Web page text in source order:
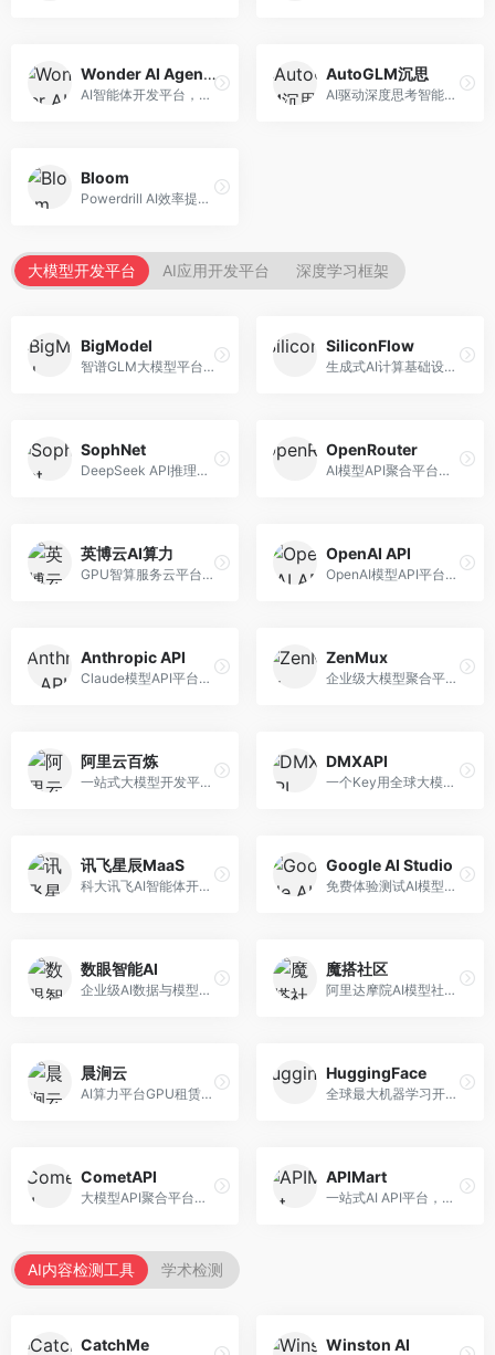
Wonder AI Agents
AI智能体开发平台，专注于低代码智能体创建。面向开发者，提供可视化开发、模板库、部署服务等功能，开发门槛低。
AutoGLM沉思
AI驱动深度思考智能体，专注于复杂推理任务。面向高级用户，提供深度分析、逻辑推理、决策支持等服务，推理能力强。
Bloom
Powerdrill AI效率提升平台，专注于企业智能化。面向企业用户，提供智能体创建、流程自动化、数据分析等服务，企业效率提升显著。
大模型开发平台 AI应用开发平台 深度学习框架
BigModel
智谱GLM大模型平台，提供API调用与模型服务。面向开发者和企业用户，提供GLM系列模型API、微调服务、应用开发工具等，开源生态完善。
SiliconFlow
生成式AI计算基础设施平台，专注于模型推理服务。面向开发者和企业，提供多模型API、高性能推理、成本优化等服务，推理性价比高。
SophNet
DeepSeek API推理平台，专注于DeepSeek模型服务。面向开发者，提供DeepSeek模型API、高性能推理、低成本服务，推理效率高。
OpenRouter
AI模型API聚合平台，整合多种主流大模型。面向开发者，提供统一API接口、模型对比、成本优化等服务，模型选择灵活。
英博云AI算力
GPU智算服务云平台，专注于AI算力租赁。面向AI研究者和企业，提供GPU租赁、模型训练、推理服务等，算力资源丰富。
OpenAI API
OpenAI模型API平台，提供GPT系列模型服务。面向开发者，提供模型API、微调服务、Assistants API等，是AI开发领域的基础设施。
Anthropic API
Claude模型API平台，专注于安全可靠的AI服务。面向开发者，提供Claude系列模型API、安全特性、企业级服务等，API质量高。
ZenMux
企业级大模型聚合平台，专注于企业AI服务。面向企业用户，提供多模型管理、安全合规、成本优化等服务，企业级功能完善。
阿里云百炼
一站式大模型开发平台，深度整合阿里云服务。面向企业开发者和AI团队，提供模型训练、微调、部署、应用开发等全流程服务，企业级功能完善。
DMXAPI
一个Key用全球大模型的聚合平台。面向开发者，提供多模型统一API、简化接入、成本控制等服务，接入便捷。
讯飞星辰MaaS
科大讯飞AI智能体开发平台，专注于企业级模型服务。面向企业用户，提供模型调用、智能体创建、行业解决方案等服务，中文能力突出。
Google AI Studio
免费体验测试AI模型的平台，深度整合Google生态。面向开发者和研究者，提供Gemini模型体验、API密钥管理、提示词测试等服务，免费使用。
数眼智能AI
企业级AI数据与模型服务平台，专注于数据驱动AI。面向企业用户，提供数据管理、模型训练、部署服务等，数据治理能力强。
魔搭社区
阿里达摩院AI模型社区，专注于中文AI生态。面向中文开发者，提供开源模型、数据集、开发工具等资源，中文模型丰富。
晨涧云
AI算力平台GPU租赁服务，专注于弹性算力。面向开发者和研究者，提供GPU租赁、弹性调度、成本优化等服务，算力灵活。
HuggingFace
全球最大机器学习开源社区，整合模型库与开发工具。面向AI研究者和开发者，提供开源模型、数据集、开发工具等资源，开源生态最完善。
CometAPI
大模型API聚合平台，整合多种AI模型服务。面向开发者，提供统一接口、模型切换、监控分析等服务，API管理便捷。
APIMart
一站式AI API平台，整合多种AI服务。面向开发者，提供模型API、图像处理、语音识别等服务，API种类丰富。
AI内容检测工具 学术检测
CatchMe Winston AI